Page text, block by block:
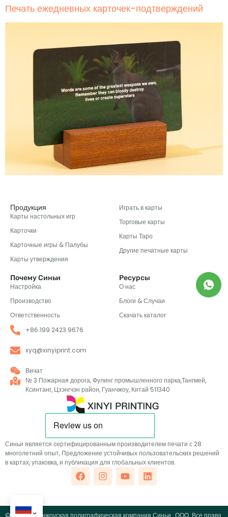
Печать ежедневных карточек-подтверждений
Синьи является сертифицированным производителем печати с 28
многолетний опыт, Предложение устойчивых пользовательских решений
в картах, упаковка, и публикация для глобальных клиентов.
Продукция
Карты настольных игр
Карточки
Карточные игры & Палубы
Карты утверждения
Играть в карты
Торговые карты
Карты Таро
Другие печатные карты
Почему Синьи
Настройка
Производство
Ответственность
Ресурсы
О нас
Блоги & Случаи
Скачать каталог
+86 199 2423 9676
xyq@xinyiprint.com
Вичат
№ 3 Пожарная дорога, Фулинг промышленного парка,Тангмей,
Ксинтанг, Цзэнгчэн район, Гуанчжоу, Китай 511340